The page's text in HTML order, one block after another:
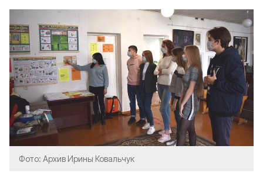
Фото: Архив Ирины Ковальчук